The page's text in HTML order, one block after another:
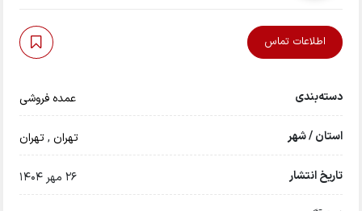
اطلاعات تماس
دسته‌بندی عمده فروشی
استان / شهر تهران,تهران
تاریخ انتشار 26 مهر 1404